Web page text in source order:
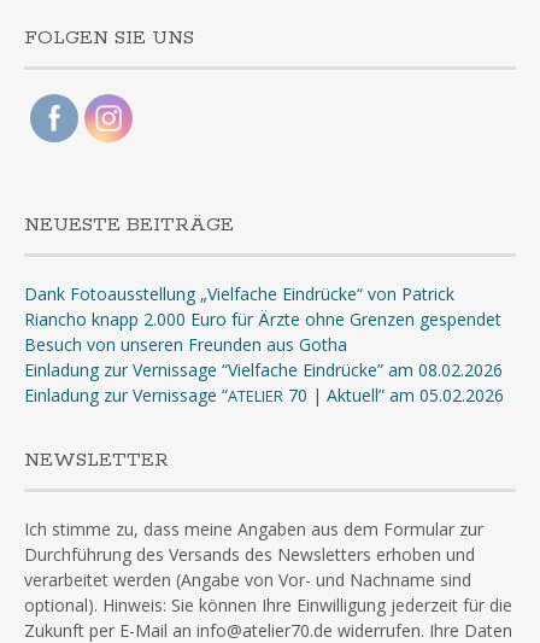
FOLGEN SIE UNS
NEUESTE BEITRÄGE
Dank Fotoausstellung „Vielfache Eindrücke“ von Patrick
Riancho knapp 2.000 Euro für Ärzte ohne Grenzen gespendet
Besuch von unseren Freunden aus Gotha
Einladung zur Vernissage “Vielfache Eindrücke” am 08.02.2026
Einladung zur Vernissage “ATELIER 70 | Aktuell” am 05.02.2026
NEWSLETTER
Ich stimme zu, dass meine Angaben aus dem Formular zur
Durchführung des Versands des Newsletters erhoben und
verarbeitet werden (Angabe von Vor- und Nachname sind
optional). Hinweis: Sie können Ihre Einwilligung jederzeit für die
Zukunft per E-Mail an info@atelier70.de widerrufen. Ihre Daten